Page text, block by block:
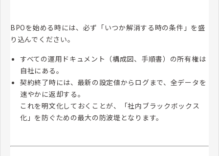
BPOを始める時には、必ず「いつか解消する時の条件」を盛
り込んでください。
すべての運用ドキュメント（構成図、手順書）の所有権は
自社にある。
契約終了時には、最新の設定値からログまで、全データを
速やかに返却する。
これを明文化しておくことが、「社内ブラックボックス
化」を防ぐための最大の防波堤となります。